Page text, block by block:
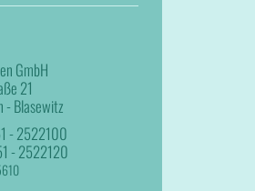
GmbH
21
- Blasewitz
- 2522100
- 2522120